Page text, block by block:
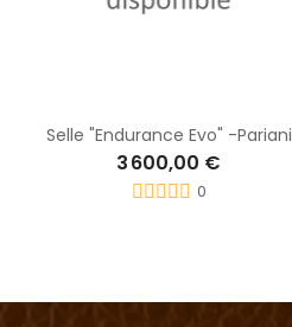
Selle "Endurance Evo" -Pariani
3 600,00 €
0